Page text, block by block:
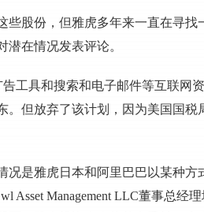
些股份，但雅虎多年来一直在寻
潜在情况发表评论。
工具和搜索和电子邮件等互联网
但放弃了该计划，因为美国国税
况是雅虎日本和阿里巴巴以某种
Asset Management LLC董事总经